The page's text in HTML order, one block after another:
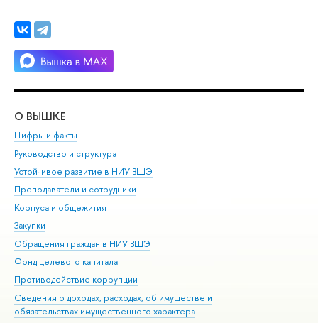
О ВЫШКЕ
Цифры и факты
Руководство и структура
Устойчивое развитие в НИУ ВШЭ
Преподаватели и сотрудники
Корпуса и общежития
Закупки
Обращения граждан в НИУ ВШЭ
Фонд целевого капитала
Противодействие коррупции
Сведения о доходах, расходах, об имуществе и
обязательствах имущественного характера